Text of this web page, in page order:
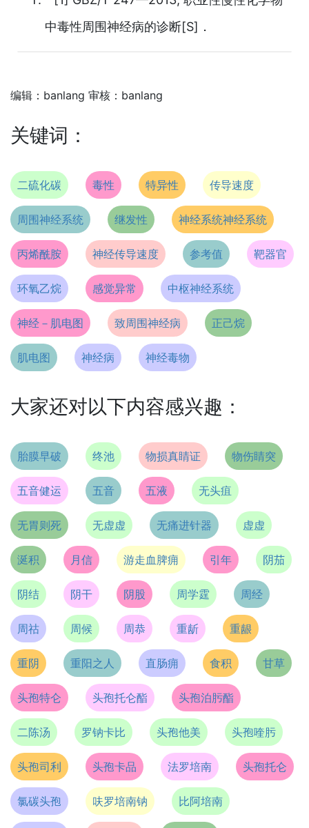
中毒性周围神经病的诊断[S]．
编辑：banlang 审核：banlang
关键词：
二硫化碳 毒性 特异性 传导速度
周围神经系统 继发性 神经系统神经系统
丙烯酰胺 神经传导速度 参考值 靶器官
环氧乙烷 感觉异常 中枢神经系统
神经－肌电图 致周围神经病 正己烷
肌电图 神经病 神经毒物
大家还对以下内容感兴趣：
胎膜早破 终池 物损真睛证 物伤睛突
五音健运 五音 五液 无头疽
无胃则死 无虚虚 无痛进针器 虚虚
涎积 月信 游走血脾痈 引年 阴茄
阴结 阴干 阴股 周学霆 周经
周祜 周候 周恭 重龂 重龈
重阴 重阳之人 直肠痈 食积 甘草
头孢特仑 头孢托仑酯 头孢泊肟酯
二陈汤 罗钠卡比 头孢他美 头孢喹肟
头孢司利 头孢卡品 法罗培南 头孢托仑
氯碳头孢 呋罗培南钠 比阿培南